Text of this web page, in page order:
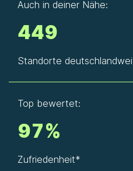
Auch in deiner Nähe:
449
Standorte
Top bewertet:
97%
Zufriedenheit*